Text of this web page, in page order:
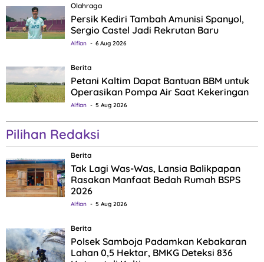
Olahraga
Persik Kediri Tambah Amunisi Spanyol,
Sergio Castel Jadi Rekrutan Baru
Alfian 6 Aug 2026
Berita
Petani Kaltim Dapat Bantuan BBM untuk
Operasikan Pompa Air Saat Kekeringan
Alfian 5 Aug 2026
Pilihan Redaksi
Berita
Tak Lagi Was-Was, Lansia Balikpapan
Rasakan Manfaat Bedah Rumah BSPS
2026
Alfian 5 Aug 2026
Berita
Polsek Samboja Padamkan Kebakaran
Lahan 0,5 Hektar, BMKG Deteksi 836